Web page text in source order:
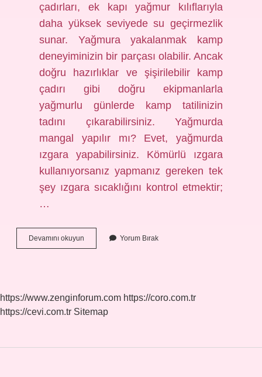
çadırları, ek kapı yağmur kılıflarıyla
daha yüksek seviyede su geçirmezlik
sunar. Yağmura yakalanmak kamp
deneyiminizin bir parçası olabilir. Ancak
doğru hazırlıklar ve şişirilebilir kamp
çadırı gibi doğru ekipmanlarla
yağmurlu günlerde kamp tatilinizin
tadını çıkarabilirsiniz. Yağmurda
mangal yapılır mı? Evet, yağmurda
ızgara yapabilirsiniz. Kömürlü ızgara
kullanıyorsanız yapmanız gereken tek
şey ızgara sıcaklığını kontrol etmektir;
…
Devamını okuyun Yağmurda
Kamp
Yorum Bırak
https://www.zenginforum.com https://coro.com.tr
https://cevi.com.tr Sitemap